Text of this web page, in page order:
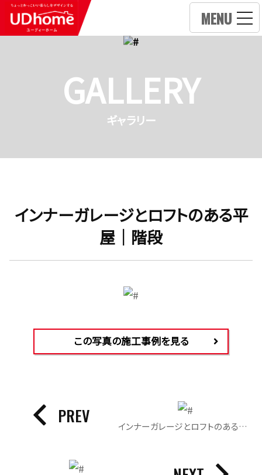
MENU
GALLERY
ギャラリー
インナーガレージとロフトのある平
屋｜階段
この写真の施工事例を見る
インナーガレージとロフトのある平屋｜インテリア
PREV